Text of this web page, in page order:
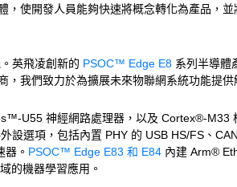
使開發人員能夠快速將概念轉化為產品，
英飛凌創新的 PSOC™ Edge E8 系列半導體
我們致力於為擴展未來物聯網系統功能提供
U55 神經網路處理器，以及 Cortex®-M33
設選項，包括內置 PHY 的 USB HS/FS、
器。 PSOC™ Edge E83 和 E84 內建 Arm®
的機器學習應用。